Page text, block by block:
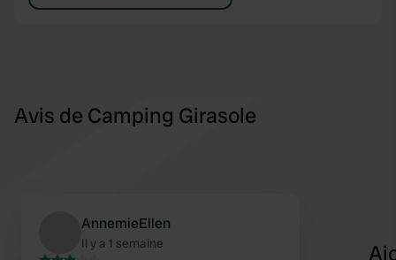
Avis de Camping Girasole
AnnemieEllen
Il y a 1 semaine